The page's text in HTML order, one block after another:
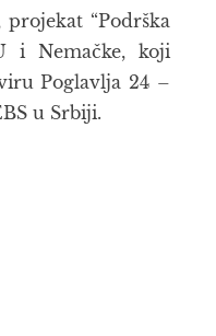
“Podrška
i Nemačke, koji
Poglavlja 24 –
u Srbiji.